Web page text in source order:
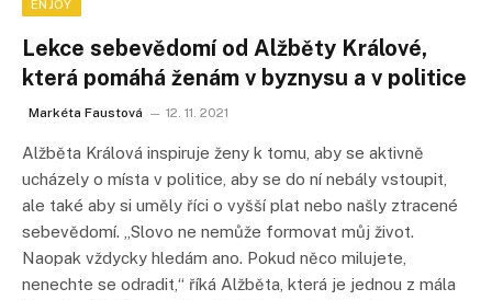
ENJOY
Lekce sebevědomí od Alžběty Králové,
která pomáhá ženám v byznysu a v politice
Markéta Faustová 12. 11. 2021
Alžběta Králová inspiruje ženy k tomu, aby se aktivně
ucházely o místa v politice, aby se do ní nebály vstoupit,
ale také aby si uměly říci o vyšší plat nebo našly ztracené
sebevědomí. „Slovo ne nemůže formovat můj život.
Naopak vždycky hledám ano. Pokud něco milujete,
nenechte se odradit,“ říká Alžběta, která je jednou z mála